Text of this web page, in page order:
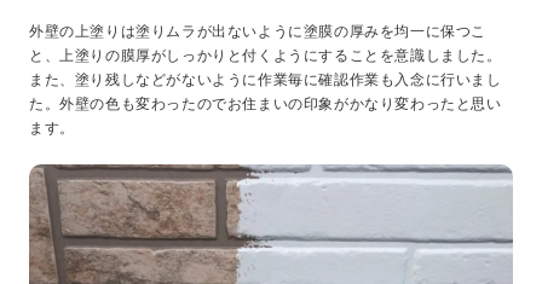
外壁の上塗りは塗りムラが出ないように塗膜の厚みを均一に保つこ
と、上塗りの膜厚がしっかりと付くようにすることを意識しました。
また、塗り残しなどがないように作業毎に確認作業も入念に行いまし
た。外壁の色も変わったのでお住まいの印象がかなり変わったと思い
ます。